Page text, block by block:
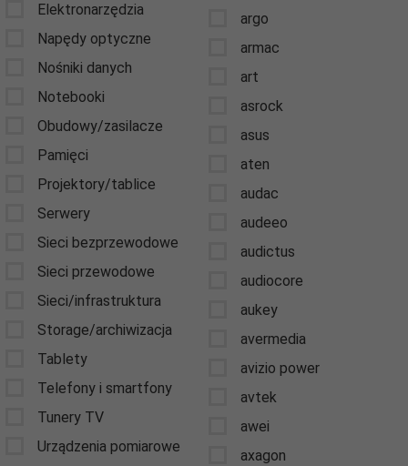
Elektronarzędzia
Napędy optyczne
Nośniki danych
Notebooki
Obudowy/zasilacze
Pamięci
Projektory/tablice
Serwery
Sieci bezprzewodowe
Sieci przewodowe
Sieci/infrastruktura
Storage/archiwizacja
Tablety
Telefony i smartfony
Tunery TV
Urządzenia pomiarowe
argo
armac
art
asrock
asus
aten
audac
audeeo
audictus
audiocore
aukey
avermedia
avizio power
avtek
awei
axagon